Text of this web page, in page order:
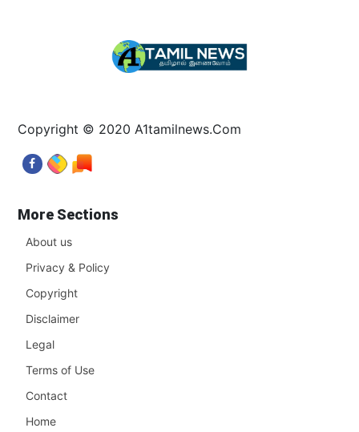
Copyright © 2020 A1tamilnews.Com
More Sections
About us
Privacy & Policy
Copyright
Disclaimer
Legal
Terms of Use
Contact
Home